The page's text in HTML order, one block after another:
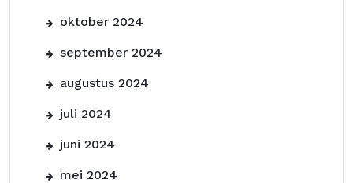
oktober 2024
september 2024
augustus 2024
juli 2024
juni 2024
mei 2024